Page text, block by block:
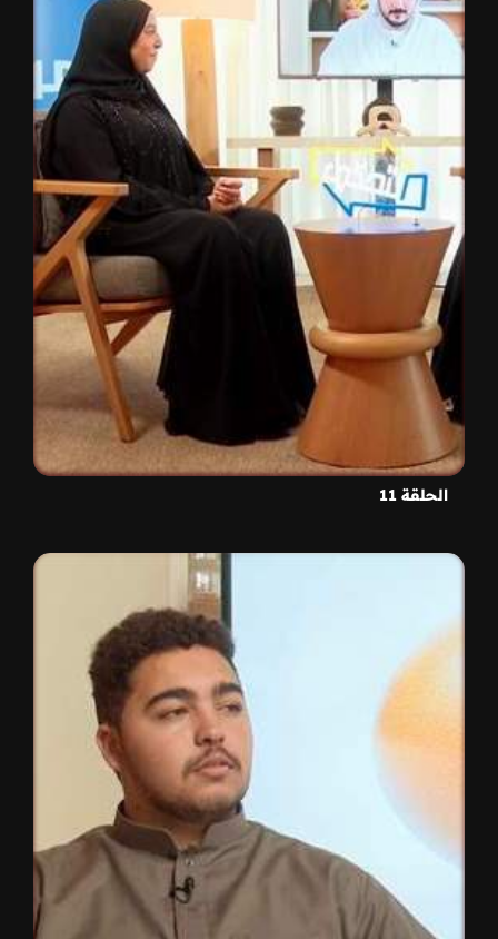
الحلقة 11